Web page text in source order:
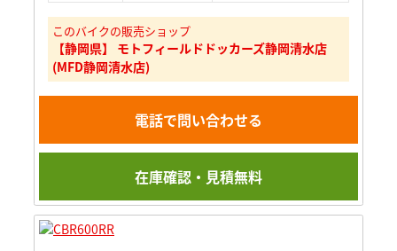
このバイクの販売ショップ
【静岡県】 モトフィールドドッカーズ静岡清水店
(MFD静岡清水店)
電話で問い合わせる
在庫確認・見積無料